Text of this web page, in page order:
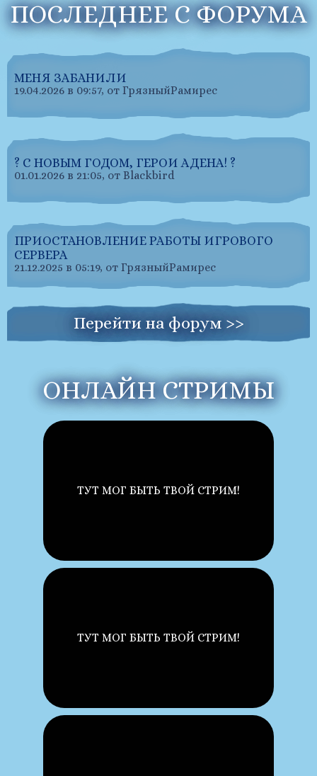
ПОСЛЕДНЕЕ С ФОРУМА
МЕНЯ ЗАБАНИЛИ
19.04.2026 в 09:57, от ГрязныйРамирес
? С НОВЫМ ГОДОМ, ГЕРОИ АДЕНА! ?
01.01.2026 в 21:05, от Blackbird
ПРИОСТАНОВЛЕНИЕ РАБОТЫ ИГРОВОГО
СЕРВЕРА
21.12.2025 в 05:19, от ГрязныйРамирес
Перейти на форум >>
ОНЛАЙН СТРИМЫ
ТУТ МОГ БЫТЬ ТВОЙ СТРИМ!
ТУТ МОГ БЫТЬ ТВОЙ СТРИМ!